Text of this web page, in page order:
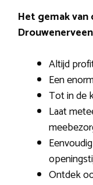
Het gemak
Drouwenerveen
Altijd
Een
Tot in de
Laat
Ontdek